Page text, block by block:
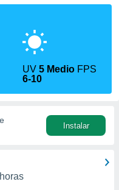
UV5 Medio FPS
6-10
Instalar